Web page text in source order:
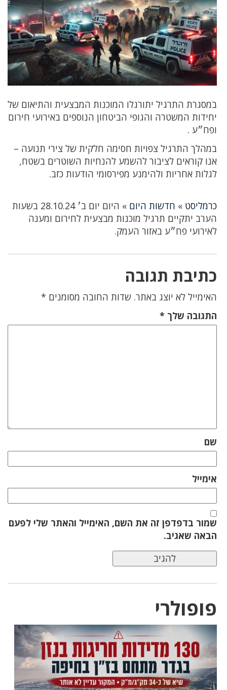
במסגרת התרגיל יתורגלו המוכנות המבצעית והתיאום של
יחידות המשטרה והגופי הביטחון הנוספים באירועי חירום
ופח״ע .
במהלך התרגיל צפויות חסימה חלקית של צירי תנועה –
אנו קוראים לציבור להשמע להנחיות השוטרים בשטח,
לגלות אחריות ולהימנע מפירסומי הודעות כזב.
כרמליסט » חדשות היום »
היום יום ב׳ 28.10.24 בשעות
הערב יתקיים תרגיל מוכנות מבצעית לחירום ומענה
לאירועי פח״ע באזור העמק.
כתיבת תגובה
האימייל לא יוצג באתר. שדות החובה מסומנים *
התגובה שלך *
שם
אימייל
שמור בדפדפן זה את השם, האימייל והאתר שלי לפעם
הבאה שאגיב.
פופולרי